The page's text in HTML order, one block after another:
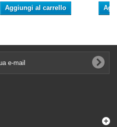
Aggiungi al carrello